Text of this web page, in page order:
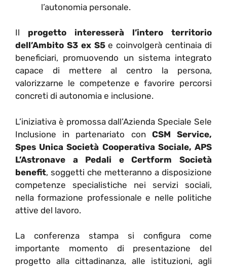
l’autonomia personale.
Il progetto interesserà l’intero territorio
dell’Ambito S3 ex S5e coinvolgerà centinaia di
beneficiari, promuovendo un sistema integrato
capace di mettere al centro la persona,
valorizzarne le competenze e favorire percorsi
concreti di autonomia e inclusione.
L’iniziativa è promossa dall’Azienda Speciale Sele
Inclusione in partenariato con CSM Service,
Spes Unica Società Cooperativa Sociale, APS
L’Astronave a Pedali e Certform Società
benefit, soggetti che metteranno a disposizione
competenze specialistiche nei servizi sociali,
nella formazione professionale e nelle politiche
attive del lavoro.
La conferenza stampa si configura come
importante momento di presentazione del
progetto alla cittadinanza, alle istituzioni, agli